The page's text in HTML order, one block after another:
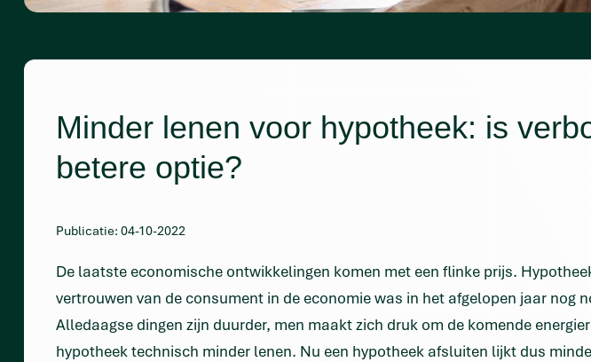
Minder lenen voor hypotheek: is
betere optie?
Publicatie: 04-10-2022
De laatste economische ontwikkelingen komen met een flinke prijs.
vertrouwen van de consument in de economie was in het afgelopen jaar nog
Alledaagse dingen zijn duurder, men maakt zich druk om de komende
hypotheek technisch minder lenen. Nu een hypotheek afsluiten lijkt dus